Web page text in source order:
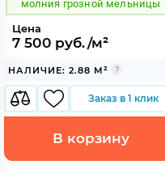
молния грозной мельницы
Цена
7 500 руб./м²
НАЛИЧИЕ: 2.88 М²
Заказ в 1 клик
В корзину